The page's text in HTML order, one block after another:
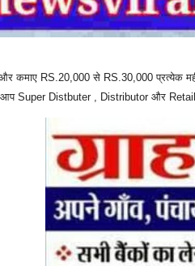
कमाए RS.20,000 से RS.30,000 प्रत्येक
Super Distbuter , Distributor और